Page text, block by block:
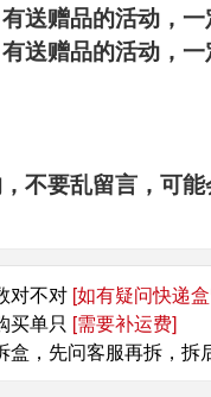
送赠品的活动，
送赠品的活动，
不要乱留言，可
对不对 [如有疑问快递
买单只 [需要补运费]
，先问客服再拆，拆